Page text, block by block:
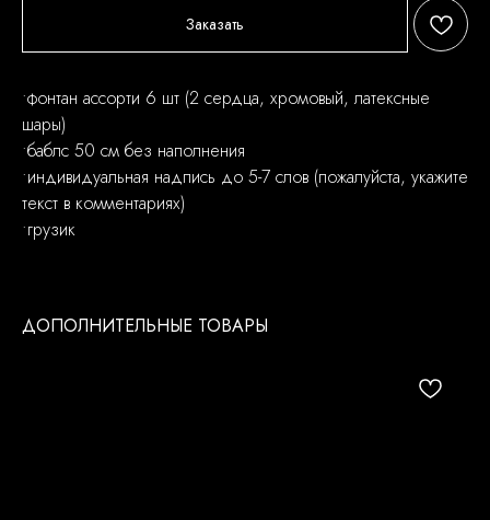
Заказать
•фонтан ассорти 6 шт (2 сердца, хромовый, латексные
шары)
•баблс 50 см без наполнения
•индивидуальная надпись до 5-7 слов (пожалуйста, укажите
текст в комментариях)
•грузик
ДОПОЛНИТЕЛЬНЫЕ ТОВАРЫ